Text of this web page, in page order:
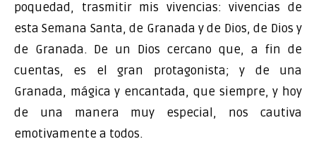
poquedad, trasmitir mis vivencias: vivencias de
esta Semana Santa, de Granada y de Dios, de Dios y
de Granada. De un Dios cercano que, a fin de
cuentas, es el gran protagonista; y de una
Granada, mágica y encantada, que siempre, y hoy
de una manera muy especial, nos cautiva
emotivamente a todos.